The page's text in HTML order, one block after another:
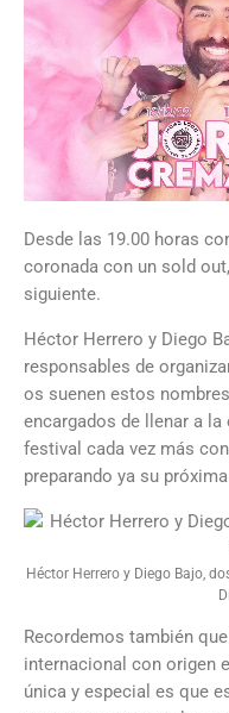
Desde las 19.00 horas
coronada con un sold
siguiente.
Héctor Herrero y Diego
responsables de
os suenen estos
encargados de llenar a
festival cada vez más
preparando ya su
Héctor Herrero y Diego Bajo,
Recordemos también
internacional con origen
única y especial es que